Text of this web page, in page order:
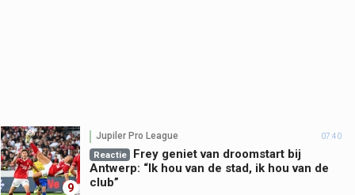
9
Jupiler Pro League 07:40
Reactie
Frey geniet van droomstart bij
Antwerp: “Ik hou van de stad, ik hou van de
club”